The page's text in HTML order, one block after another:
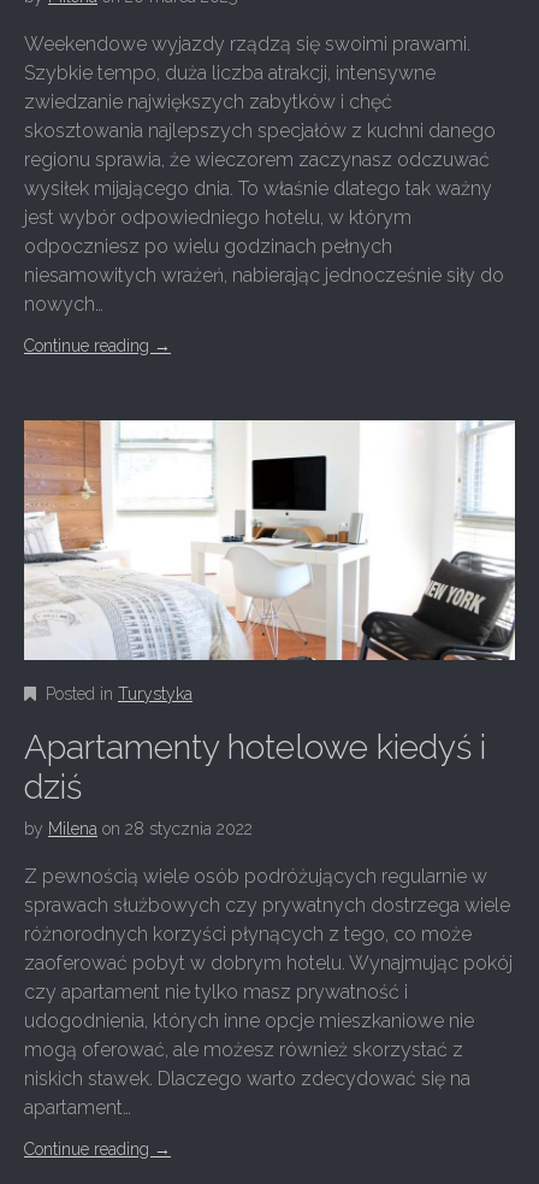
Weekendowe wyjazdy rządzą się swoimi prawami.
Szybkie tempo, duża liczba atrakcji, intensywne
zwiedzanie największych zabytków i chęć
skosztowania najlepszych specjałów z kuchni danego
regionu sprawia, że wieczorem zaczynasz odczuwać
wysiłek mijającego dnia. To właśnie dlatego tak ważny
jest wybór odpowiedniego hotelu, w którym
odpoczniesz po wielu godzinach pełnych
niesamowitych wrażeń, nabierając jednocześnie siły do
nowych…
Continue reading →
Posted in Turystyka
Apartamenty hotelowe kiedyś i
dziś
by Milena on 28 stycznia 2022
Z pewnością wiele osób podróżujących regularnie w
sprawach służbowych czy prywatnych dostrzega wiele
różnorodnych korzyści płynących z tego, co może
zaoferować pobyt w dobrym hotelu. Wynajmując pokój
czy apartament nie tylko masz prywatność i
udogodnienia, których inne opcje mieszkaniowe nie
mogą oferować, ale możesz również skorzystać z
niskich stawek. Dlaczego warto zdecydować się na
apartament…
Continue reading →